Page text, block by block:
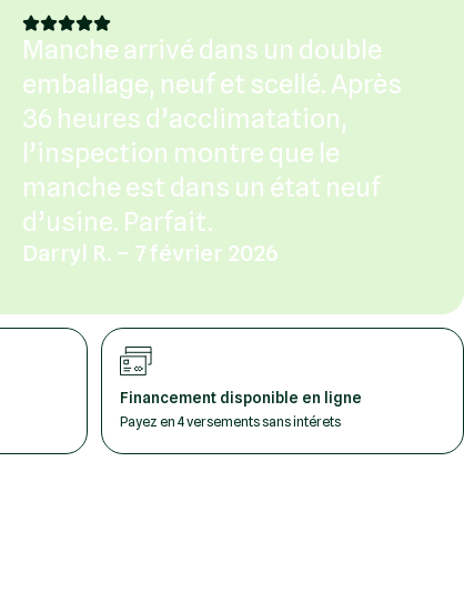
Manche arrivé dans un double
emballage, neuf et scellé. Après
36 heures d’acclimatation,
l’inspection montre que le
manche est dans un état neuf
d’usine. Parfait.
Darryl R. – 7 février 2026
Financement disponible en ligne
Payez en 4 versements sans intérets